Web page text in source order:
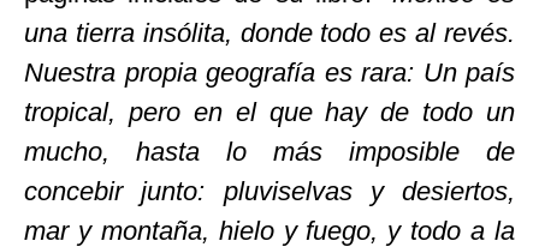
una tierra insólita, donde todo es al revés.
Nuestra propia geografía es rara: Un país
tropical, pero en el que hay de todo un
mucho, hasta lo más imposible de
concebir junto: pluviselvas y desiertos,
mar y montaña, hielo y fuego, y todo a la